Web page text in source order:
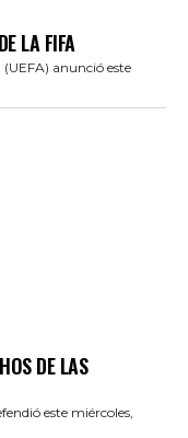
LA FIFA
anunció este
DE LAS
este miércoles,